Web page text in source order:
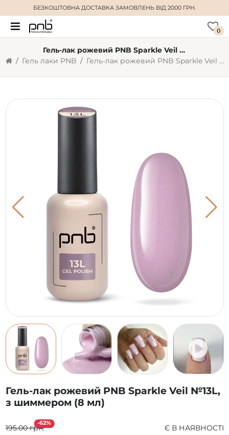
БЕЗКОШТОВНА ДОСТАВКА ЗАМОВЛЕНЬ ВІД 2000 ГРН.
0
Гель-лак рожевий PNB Sparkle Veil №13L, з шиммером (8 мл)
Гель лаки PNB
Гель-лак рожевий PNB Sparkle Veil №13L, з шиммером (8 мл)
Гель-лак рожевий PNB Sparkle Veil №13L,
з шиммером (8 мл)
195.00 грн.-62%
Є В НАЯВНОСТІ